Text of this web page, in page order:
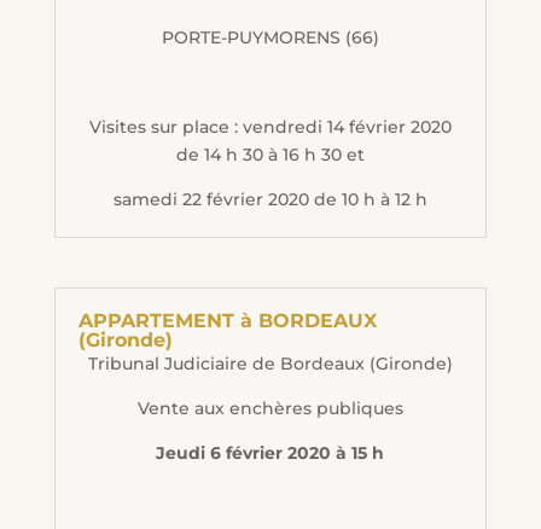
PORTE-PUYMORENS (66)
Visites sur place : vendredi 14 février 2020
de 14 h 30 à 16 h 30 et
samedi 22 février 2020 de 10 h à 12 h
APPARTEMENT à BORDEAUX
(Gironde)
Tribunal Judiciaire de Bordeaux (Gironde)
Vente aux enchères publiques
Jeudi 6 février 2020 à 15 h